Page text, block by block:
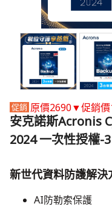
原價2690▼促銷
安克諾斯Acronis
2024 一次性授權-
新世代資料防護解決
AI防勒索保護